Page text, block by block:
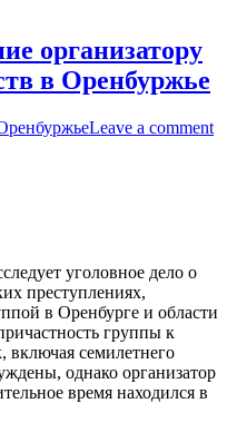
организатору
в Оренбуржье
Leave a comment
уголовное дело о
преступлениях,
в Оренбурге и области
группы к
включая семилетнего
однако организатор
время находился в